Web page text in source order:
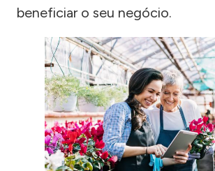
beneficiar o seu negócio.